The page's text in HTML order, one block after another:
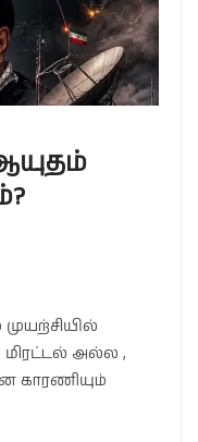
மிரட்டல் அல்ல ,
காரணியும்